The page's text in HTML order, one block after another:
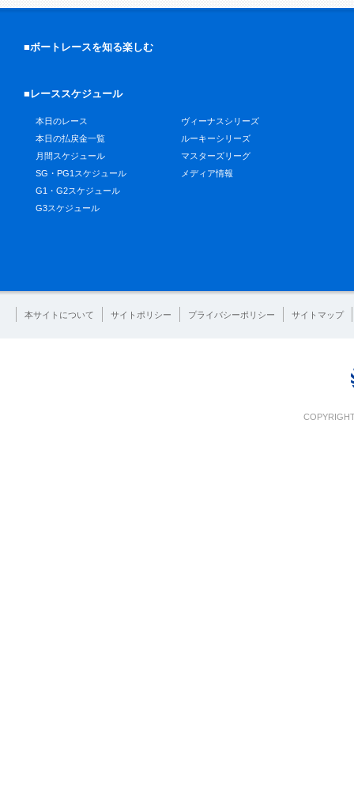
■ボートレースを知る楽しむ
■レーススケジュール
本日のレース
本日の払戻金一覧
月間スケジュール
SG・PG1スケジュール
G1・G2スケジュール
G3スケジュール
ヴィーナスシリーズ
ルーキーシリーズ
マスターズリーグ
メディア情報
本サイトについて サイトポリシー プライバシーポリシー サイトマップ